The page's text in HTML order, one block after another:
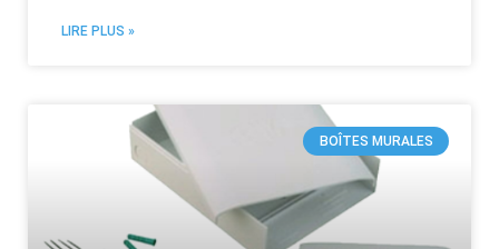
LIRE PLUS »
BOÎTES MURALES